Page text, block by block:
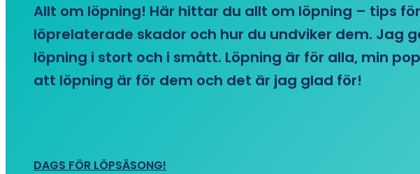
Allt om löpning! Här hittar du allt om löpning – tips
löprelaterade skador och hur du undviker dem. Jag
löpning i stort och i smått. Löpning är för alla, min
att löpning är för dem och det är jag glad för!
DAGS FÖR LÖPSÄSONG!